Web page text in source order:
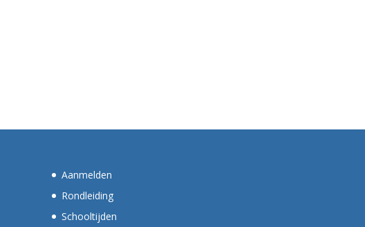
Aanmelden
Rondleiding
Schooltijden